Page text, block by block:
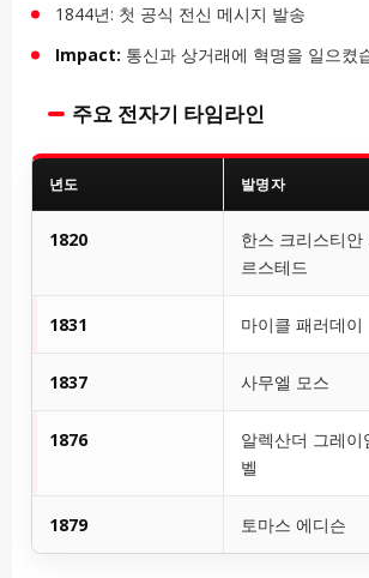
1844년: 첫 공식 전신 메시지 발송
Impact: 통신과 상거래에 혁명을 일으켰
주요 전자기 타임라인
년도 발명자
1820
한스 크리스티안
르스테드
1831 마이클 패러데이
1837 사무엘 모스
1876
알렉산더 그레이
벨
1879 토마스 에디슨